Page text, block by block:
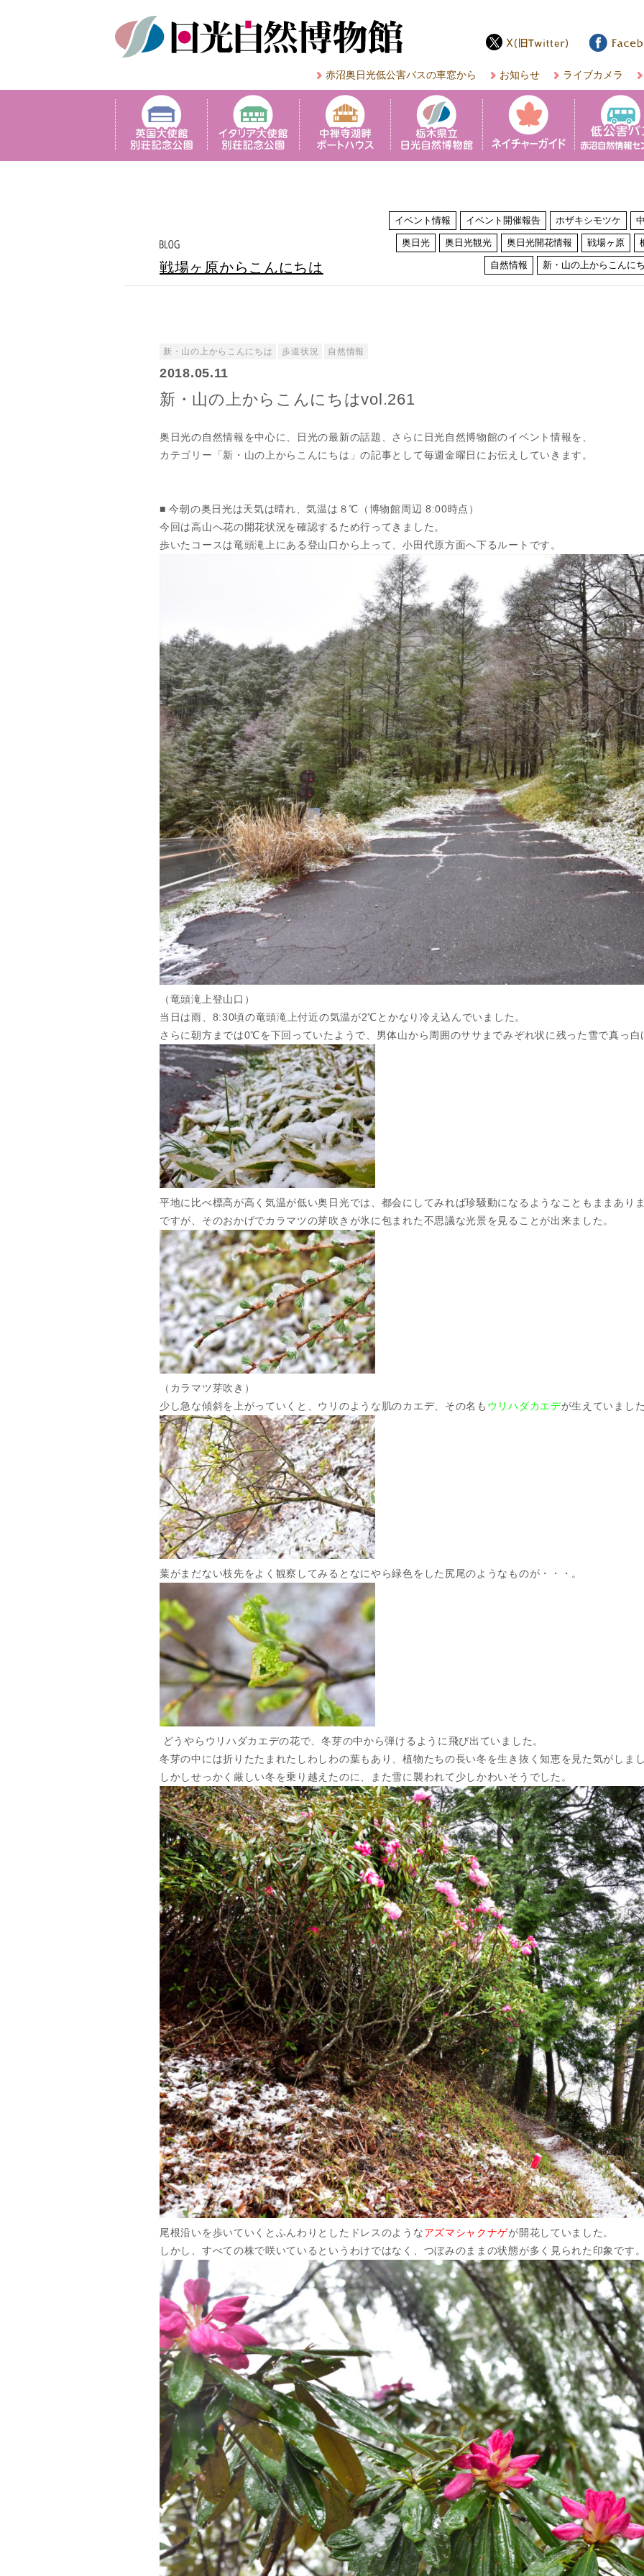
赤沼奥日光低公害バスの車窓から お知らせ ライブカメラ
戦場ヶ原からこんにちは
イベント情報 イベント開催報告 ホザキシモツケ
奥日光 奥日光観光 奥日光開花情報 戦場ヶ原
自然情報 新・山の上からこんに
新・山の上からこんにちは 歩道状況 自然情報
2018.05.11
新・山の上からこんにちはvol.261
奥日光の自然情報を中心に、日光の最新の話題、さらに日光自然博物館のイベント情報を、
カテゴリー「新・山の上からこんにちは」の記事として毎週金曜日にお伝えしていきます。
■ 今朝の奥日光は天気は晴れ、気温は８℃（博物館周辺 8:00時点）
今回は高山へ花の開花状況を確認するため行ってきました。
歩いたコースは竜頭滝上にある登山口から上って、小田代原方面へ下るルートです。
（竜頭滝上登山口）
当日は雨、8:30頃の竜頭滝上付近の気温が2℃とかなり冷え込んでいました。
さらに朝方までは0℃を下回っていたようで、男体山から周囲のササまでみぞれ状に残った雪で真っ白
平地に比べ標高が高く気温が低い奥日光では、都会にしてみれば珍騒動になるようなこともままあり
ですが、そのおかげでカラマツの芽吹きが氷に包まれた不思議な光景を見ることが出来ました。
（カラマツ芽吹き）
少し急な傾斜を上がっていくと、ウリのような肌のカエデ、その名も ウリハダカエデが生えていまし
葉がまだない枝先をよく観察してみるとなにやら緑色をした尻尾のようなものが・・・。
どうやらウリハダカエデの花で、冬芽の中から弾けるように飛び出ていました。
冬芽の中には折りたたまれたしわしわの葉もあり、植物たちの長い冬を生き抜く知恵を見た気がしま
しかしせっかく厳しい冬を乗り越えたのに、また雪に襲われて少しかわいそうでした。
尾根沿いを歩いていくとふんわりとしたドレスのようなアズマシャクナゲが開花していました。
しかし、すべての株で咲いているというわけではなく、つぼみのままの状態が多く見られた印象です